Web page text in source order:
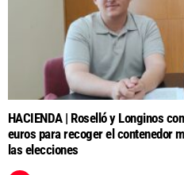
HACIENDA | Roselló y Longinos
euros para recoger el contenedor
las elecciones